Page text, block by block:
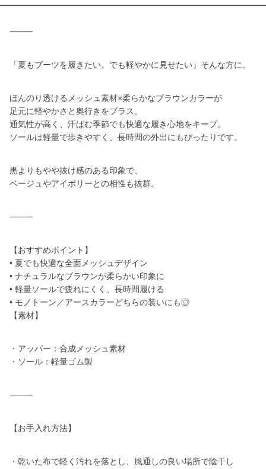
⸻
「夏もブーツを履きたい。でも軽やかに見せたい」そんな方に。
ほんのり透けるメッシュ素材×柔らかなブラウンカラーが
足元に軽やかさと奥行きをプラス。
通気性が高く、汗ばむ季節でも快適な履き心地をキープ。
ソールは軽量で歩きやすく、長時間の外出にもぴったりです。
黒よりもやや抜け感のある印象で、
ベージュやアイボリーとの相性も抜群。
⸻
【おすすめポイント】
• 夏でも快適な全面メッシュデザイン
• ナチュラルなブラウンが柔らかい印象に
• 軽量ソールで疲れにくく、長時間履ける
• モノトーン／アースカラーどちらの装いにも◎
【素材】
・アッパー：合成メッシュ素材
・ソール：軽量ゴム製
⸻
【お手入れ方法】
・乾いた布で軽く汚れを落とし、風通しの良い場所で陰干し